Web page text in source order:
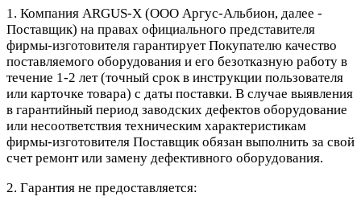
1. Компания ARGUS-X (ООО Аргус-Альбион, далее -
Поставщик) на правах официального представителя
фирмы-изготовителя гарантирует Покупателю качество
поставляемого оборудования и его безотказную работу в
течение 1-2 лет (точный срок в инструкции пользователя
или карточке товара) с даты поставки. В случае выявления
в гарантийный период заводских дефектов оборудование
или несоответствия техническим характеристикам
фирмы-изготовителя Поставщик обязан выполнить за свой
счет ремонт или замену дефективного оборудования.
2. Гарантия не предоставляется: